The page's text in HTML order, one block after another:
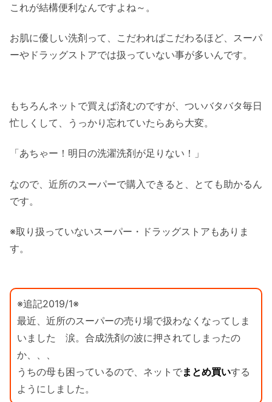
これが結構便利なんですよね～。
お肌に優しい洗剤って、こだわればこだわるほど、スーパ
ーやドラッグストアでは扱っていない事が多いんです。
もちろんネットで買えば済むのですが、ついバタバタ毎日
忙しくして、うっかり忘れていたらあら大変。
「あちゃー！明日の洗濯洗剤が足りない！」
なので、近所のスーパーで購入できると、とても助かるん
です。
※取り扱っていないスーパー・ドラッグストアもありま
す。
※追記2019/1※
最近、近所のスーパーの売り場で扱わなくなってしま
いました 涙。合成洗剤の波に押されてしまったの
か、、、
うちの母も困っているので、ネットでまとめ買いする
ようにしました。